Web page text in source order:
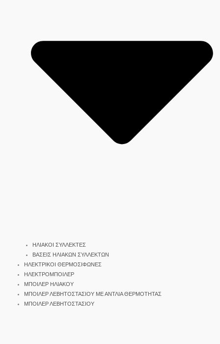
ΗΛΙΑΚΟΙ ΣΥΛΛΕΚΤΕΣ
ΒΑΣΕΙΣ ΗΛΙΑΚΩΝ ΣΥΛΛΕΚΤΩΝ
ΗΛΕΚΤΡΙΚΟΙ ΘΕΡΜΟΣΙΦΩΝΕΣ
ΗΛΕΚΤΡΟΜΠΟΙΛΕΡ
ΜΠΟΙΛΕΡ ΗΛΙΑΚΟΥ
ΜΠΟΙΛΕΡ ΛΕΒΗΤΟΣΤΑΣΙΟΥ ΜΕ ΑΝΤΛΙΑ ΘΕΡΜΟΤΗΤΑΣ
ΜΠΟΙΛΕΡ ΛΕΒΗΤΟΣΤΑΣΙΟΥ